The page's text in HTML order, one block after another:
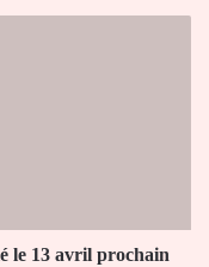
le 13 avril prochain